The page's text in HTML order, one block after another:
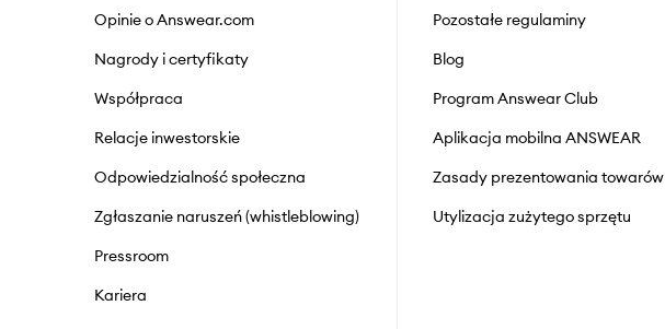
Opinie o Answear.com
Nagrody i certyfikaty
Współpraca
Relacje inwestorskie
Odpowiedzialność społeczna
Zgłaszanie naruszeń (whistleblowing)
Pressroom
Kariera
Pozostałe regulaminy
Blog
Program Answear Club
Aplikacja mobilna ANSWEAR
Zasady prezentowania towarów
Utylizacja zużytego sprzętu